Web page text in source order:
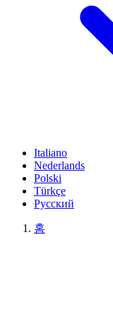
Italiano
Nederlands
Polski
Türkçe
Русский
홈